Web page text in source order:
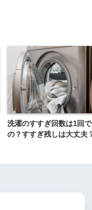
洗濯のすすぎ回数は1回
の？すすぎ残しは大丈夫